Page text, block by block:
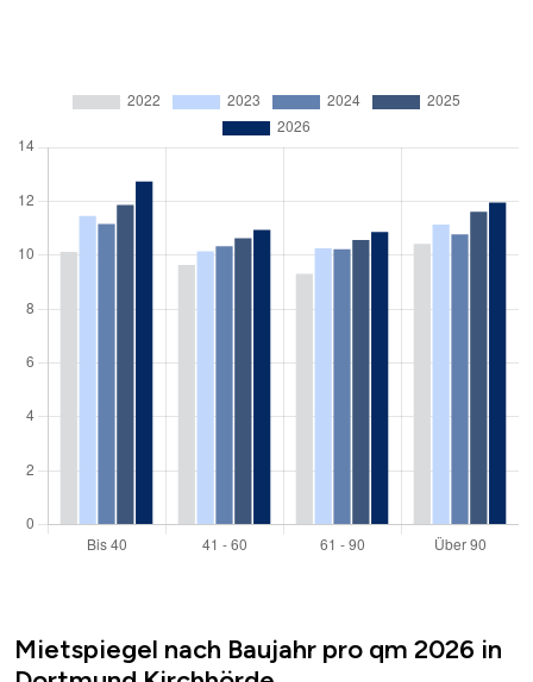
Mietspiegel nach Baujahr pro qm 2026 in